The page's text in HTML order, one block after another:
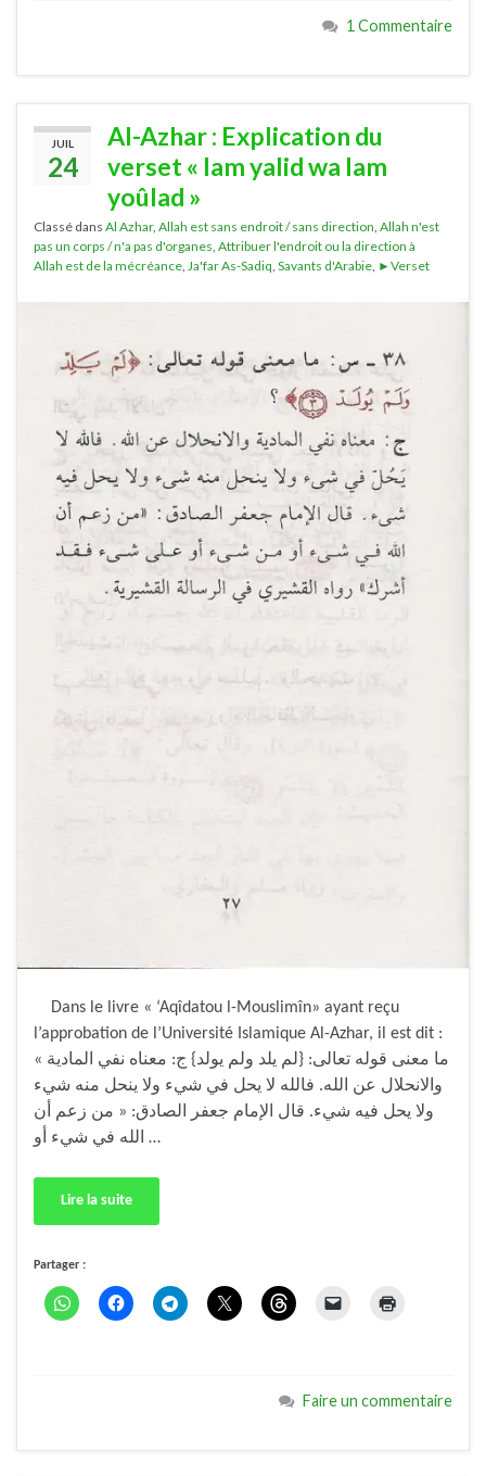
1 Commentaire
JUIL
24
Al-Azhar : Explication du
verset « lam yalid wa lam
yoûlad »
Classé dans Al Azhar, Allah est sans endroit / sans direction Allah n'est
pas un corps / n'a pas d'organes Attribuer l'endroit ou la direction à
Allah est de la mécréance Ja'far As-Sadiq Savants d'Arabie ►Verset
Dans le livre « ‘Aqîdatou l-Mouslimîn» ayant reçu
l’approbation de l’Université Islamique Al-Azhar, il est dit :
« ما معنى قوله تعالى: {لم يلد ولم يولد} ج: معناه نفي المادية
والانحلال عن الله. فالله لا يحل في شيء ولا ينحل منه شيء
ولا يحل فيه شيء. قال الإمام جعفر الصادق: « من زعم أن
الله في شيء أو …
Lire la suite
Partager :
Faire un commentaire